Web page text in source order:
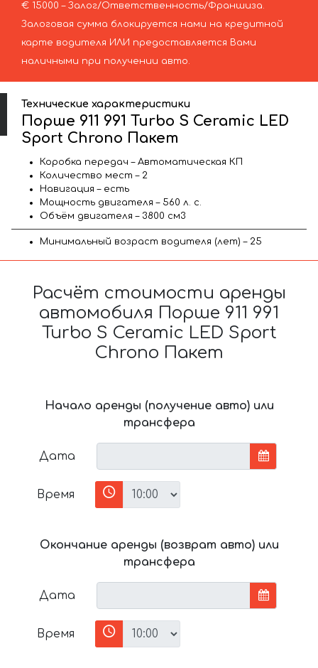
€ 15000 – Залог/Ответственность/Франшиза.
Залоговая сумма блокируется нами на кредитной
карте водителя ИЛИ предоставляется Вами
наличными при получении авто.
Технические характеристики
Порше 911 991 Turbo S Ceramic LED
Sport Chrono Пакет
Коробка передач – Автоматическая КП
Количество мест – 2
Навигация – есть
Мощность двигателя – 560 л. с.
Объём двигателя – 3800 см3
Минимальный возраст водителя (лет) – 25
Расчёт стоимости аренды
автомобиля Порше 911 991
Turbo S Ceramic LED Sport
Chrono Пакет
Начало аренды (получение авто) или
трансфера
Дата
Время
Окончание аренды (возврат авто) или
трансфера
Дата
Время